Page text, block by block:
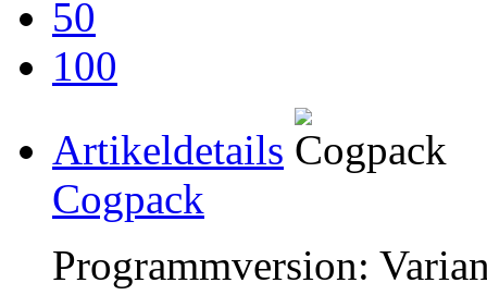
50
100
Artikeldetails
Cogpack
Programmversion: